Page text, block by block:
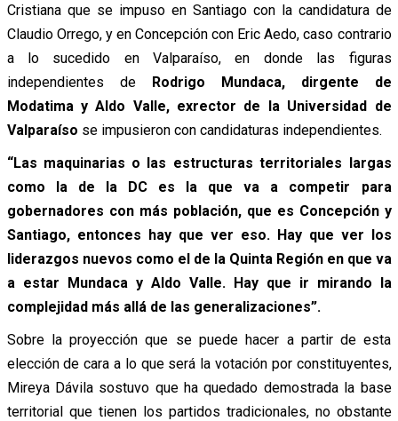
Cristiana que se impuso en Santiago con la candidatura de
Claudio Orrego, y en Concepción con Eric Aedo, caso contrario
a lo sucedido en Valparaíso, en donde las figuras
independientes de Rodrigo Mundaca, dirgente de
Modatima y Aldo Valle, exrector de la Universidad de
Valparaíso se impusieron con candidaturas independientes.
“Las maquinarias o las estructuras territoriales largas
como la de la DC es la que va a competir para
gobernadores con más población, que es Concepción y
Santiago, entonces hay que ver eso. Hay que ver los
liderazgos nuevos como el de la Quinta Región en que va
a estar Mundaca y Aldo Valle. Hay que ir mirando la
complejidad más allá de las generalizaciones”.
Sobre la proyección que se puede hacer a partir de esta
elección de cara a lo que será la votación por constituyentes,
Mireya Dávila sostuvo que ha quedado demostrada la base
territorial que tienen los partidos tradicionales, no obstante